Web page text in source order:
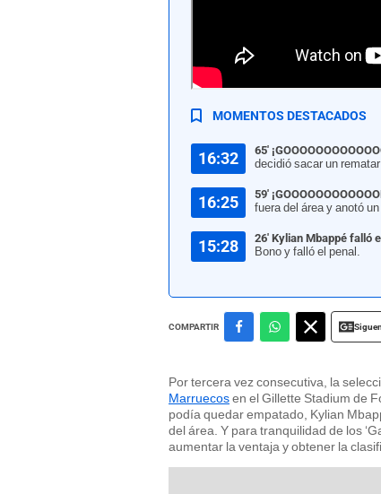
Francia derrotó 2-0 a Marruecos por los
MOMENTOS DESTACADOS
16:32 65'
decidió sacar un
16:25 59'
fuera del área y anotó
15:28 26' Kylian Mbappé falló
Bono y falló el penal.
COMPARTIR
Por tercera vez consecutiva, la
Marruecosen el Gillette Stadium de
podía quedar empatado, Kylian
del área. Y para tranquilidad de los
aumentar la ventaja y obtener la